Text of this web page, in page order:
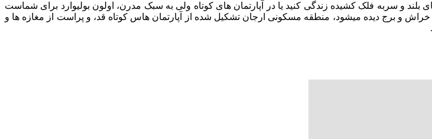
و سربه فلک کشیده زندگی کنید یا در آپارتمان های کوتاه ولی به سبک مدرن، اولون بولیوارد برای شماست
خراش و برج دیده میشود، منطقه مسکونی ارجان تشکیل شده از آپارتمان هاس کوتاه قد، و پراست از مغازه ها و